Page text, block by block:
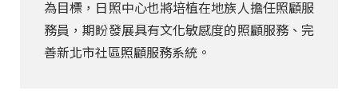
為目標，日照中心也將培植在地族人擔任照顧服
務員，期盼發展具有文化敏感度的照顧服務、完
善新北市社區照顧服務系統。